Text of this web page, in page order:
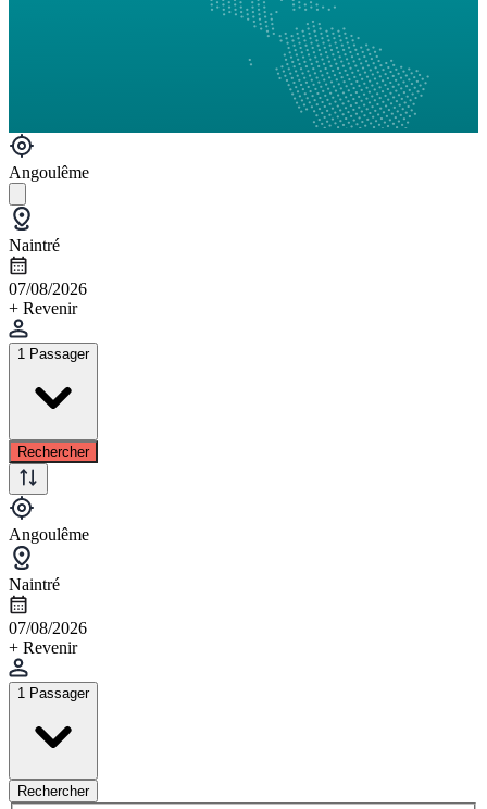
Angoulême
Naintré
07/08/2026
+ Revenir
1 Passager
Rechercher
Angoulême
Naintré
07/08/2026
+ Revenir
1 Passager
Rechercher